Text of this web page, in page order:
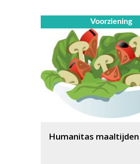
Voorziening
Humanitas maaltijden